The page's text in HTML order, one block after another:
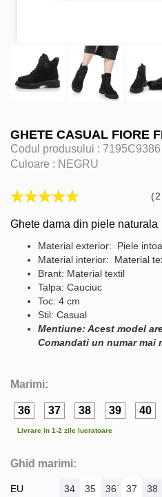
GHETE CASUAL FIORE
Codul produsului : 7195C9386
Culoare : NEGRU
Ghete dama din piele naturala
Material exterior: Piele
Material interior: Material
Brant: Material textil
Talpa: Cauciuc
Toc: 4 cm
Stil: Casual
Mentiune: Acest model
Comandati un numar mai
Marimi:
36 37 38 39 40
Livrare in 1-2 zile lucratoare
Ghid marimi:
EU
34 35 36 37 38